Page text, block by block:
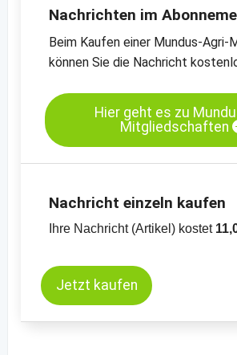
und Blaumohn
Nachrichten im
Beim Kaufen einer Mundus-
können Sie die Nachricht
Hier geht es zu
Mitgliedschaften
Nachricht einzeln kaufen
Ihre Nachricht (Artikel) kostet
Jetzt kaufen